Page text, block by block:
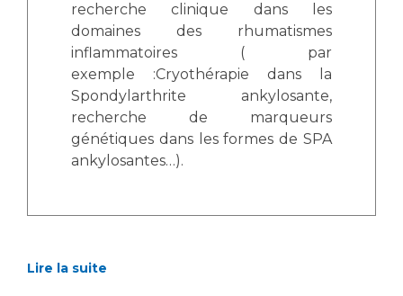
recherche clinique dans les
domaines des rhumatismes
inflammatoires ( par
exemple :Cryothérapie dans la
Spondylarthrite ankylosante,
recherche de marqueurs
génétiques dans les formes de SPA
ankylosantes…).
Lire la suite